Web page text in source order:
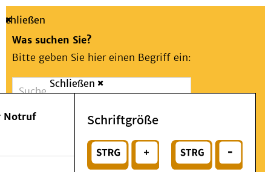
Suche
Schließen
Was suchen Sie?
Bitte geben Sie hier einen Begriff ein:
Suchen
oder
Notfall
Schließen
Notruf Schriftgröße
Menü
Patienten & Besucher